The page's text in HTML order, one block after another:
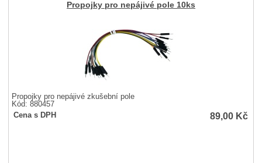
Propojky pro nepájivé pole 10ks
Propojky pro nepájivé zkušební pole
Kód: 880457
Cena s DPH
89,00 Kč